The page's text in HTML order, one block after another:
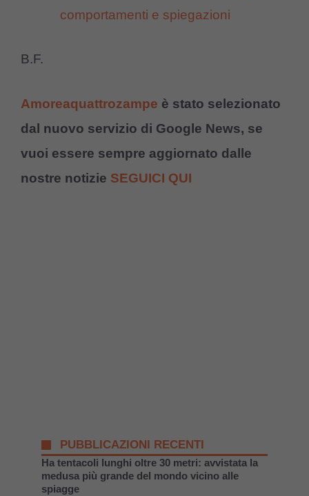
comportamenti e spiegazioni
B.F.
Amoreaquattrozampe è stato selezionato
dal nuovo servizio di Google News, se
vuoi essere sempre aggiornato dalle
nostre notizie SEGUICI QUI
PUBBLICAZIONI RECENTI
Ha tentacoli lunghi oltre 30 metri: avvistata la
medusa più grande del mondo vicino alle
spiagge